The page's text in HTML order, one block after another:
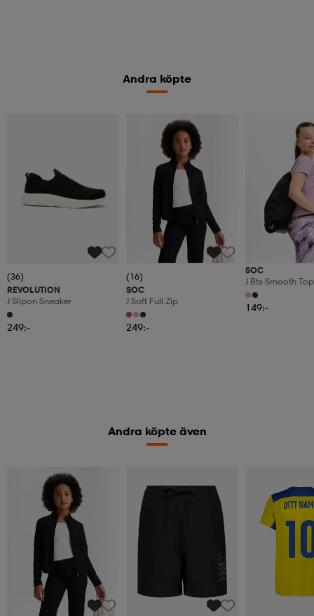
Andra köpte
(36)
REVOLUTION
J Slipon Sneaker
249:-
(16)
SOC
J Soft Full Zip
249:-
SOC
J Bts Smooth Top
149:-
Andra köpte även